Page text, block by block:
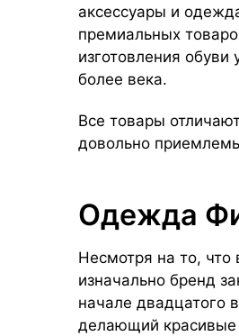
аксессуары и
премиальных
изготовления
более века.
Все товары
довольно
Одежда
Несмотря на то, что
изначально бренд
начале двадцатого
делающий красивые